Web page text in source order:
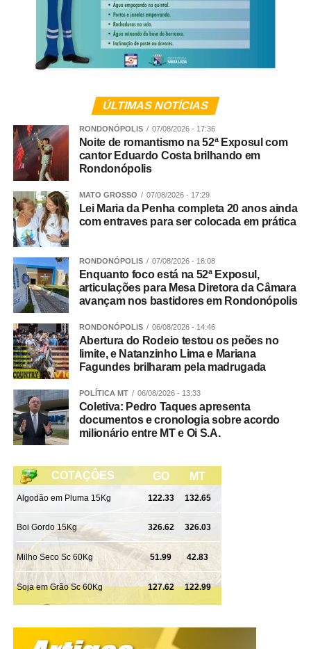
Veja Mais: “Desaparecida” e amante serão
indiciados por falsa comunicação de sequestro
Conforme apurado, trata-se de um grupo criminoso que
atuava nos crimes de tráfico de drogas, extorsão,
exploração de jogos de azar, fraude processual e
falsidade ideológica.
Continuidade
As diligências prosseguem para a conclusão das
investigações e finalização do inquérito policial, com o
consequente indiciamento dos envolvidos.
Integração
Participaram da Operação Adsumus equipes da
Delegacia Especializada de Roubos e Furtos (Derf) de
Rondonópolis, com apoio da 1ª Delegacia de Polícia de
Tangará da Serra, da Gerência de Combate ao Crime
Organizado (GCCO) e da Delegacia Especializada de
Repressão ao Crime Organizado (Draco).
WhatsApp
Facebook
TwitterMessenger
LinkedIn
Share
ÚLTIMAS NOTÍCIAS
RONDONÓPOLIS 07/08/2026 - 17:36
Noite de romantismo na 52ª Exposul com
cantor Eduardo Costa brilhando em
Rondonópolis
MATO GROSSO 07/08/2026 - 17:29
Lei Maria da Penha completa 20 anos ainda
com entraves para ser colocada em prática
RONDONÓPOLIS 07/08/2026 - 16:08
Enquanto foco está na 52ª Exposul,
articulações para Mesa Diretora da Câmara
avançam nos bastidores em Rondonópolis
RONDONÓPOLIS 06/08/2026 - 14:46
Abertura do Rodeio testou os peões no
limite, e Natanzinho Lima e Mariana
Fagundes brilharam pela madrugada
POLÍTICA MT 06/08/2026 - 13:33
Coletiva: Pedro Taques apresenta
documentos e cronologia sobre acordo
milionário entre MT e Oi S.A.